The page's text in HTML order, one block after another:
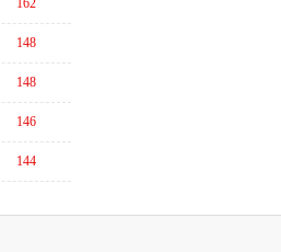
162
148
148
146
144